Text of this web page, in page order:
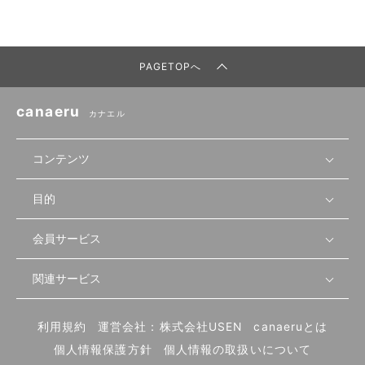
PAGETOPへ
canaeru カナエル
コンテンツ
無料開業相談
セミナー情報
セミナー動画
物件を探す
首都圏
北海道
先輩開業者の声
開業・経営に関する記事
目的
店舗運営
物件
内装・設備
食材・仕入れ
会員サービス
会員登録
ログイン
関連サービス
飲食店サクセスガイド（外部サイト）
利用規約 運営会社：株式会社USEN
canaeruとは
個人情報保護方針
個人情報の取扱いについて